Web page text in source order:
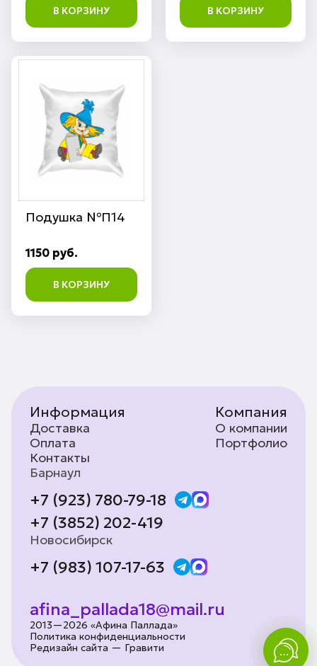
В КОРЗИНУ В КОРЗИНУ
Подушка №П14
1150 руб.
В КОРЗИНУ
Информация
Доставка
Оплата
Контакты
Компания
О компании
Портфолио
Барнаул
+7 (923) 780-79-18
+7 (3852) 202-419
Новосибирск
+7 (983) 107-17-63
afina_pallada18@mail.ru
2013—2026 «Афина Паллада»
Политика конфиденциальности
Редизайн сайта — Гравити